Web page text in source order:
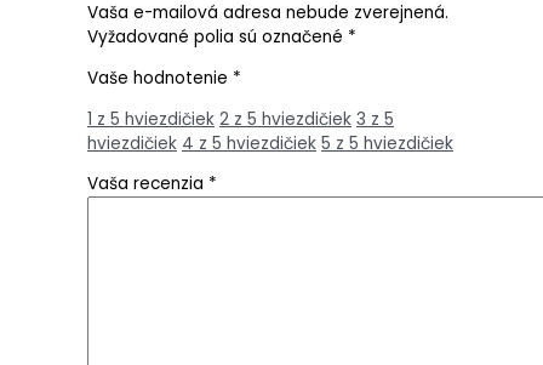
Vaša e-mailová adresa nebude zverejnená.
Vyžadované polia sú označené *
Vaše hodnotenie *
1 z 5 hviezdičiek 2 z 5 hviezdičiek 3 z 5
hviezdičiek 4 z 5 hviezdičiek 5 z 5 hviezdičiek
Vaša recenzia *